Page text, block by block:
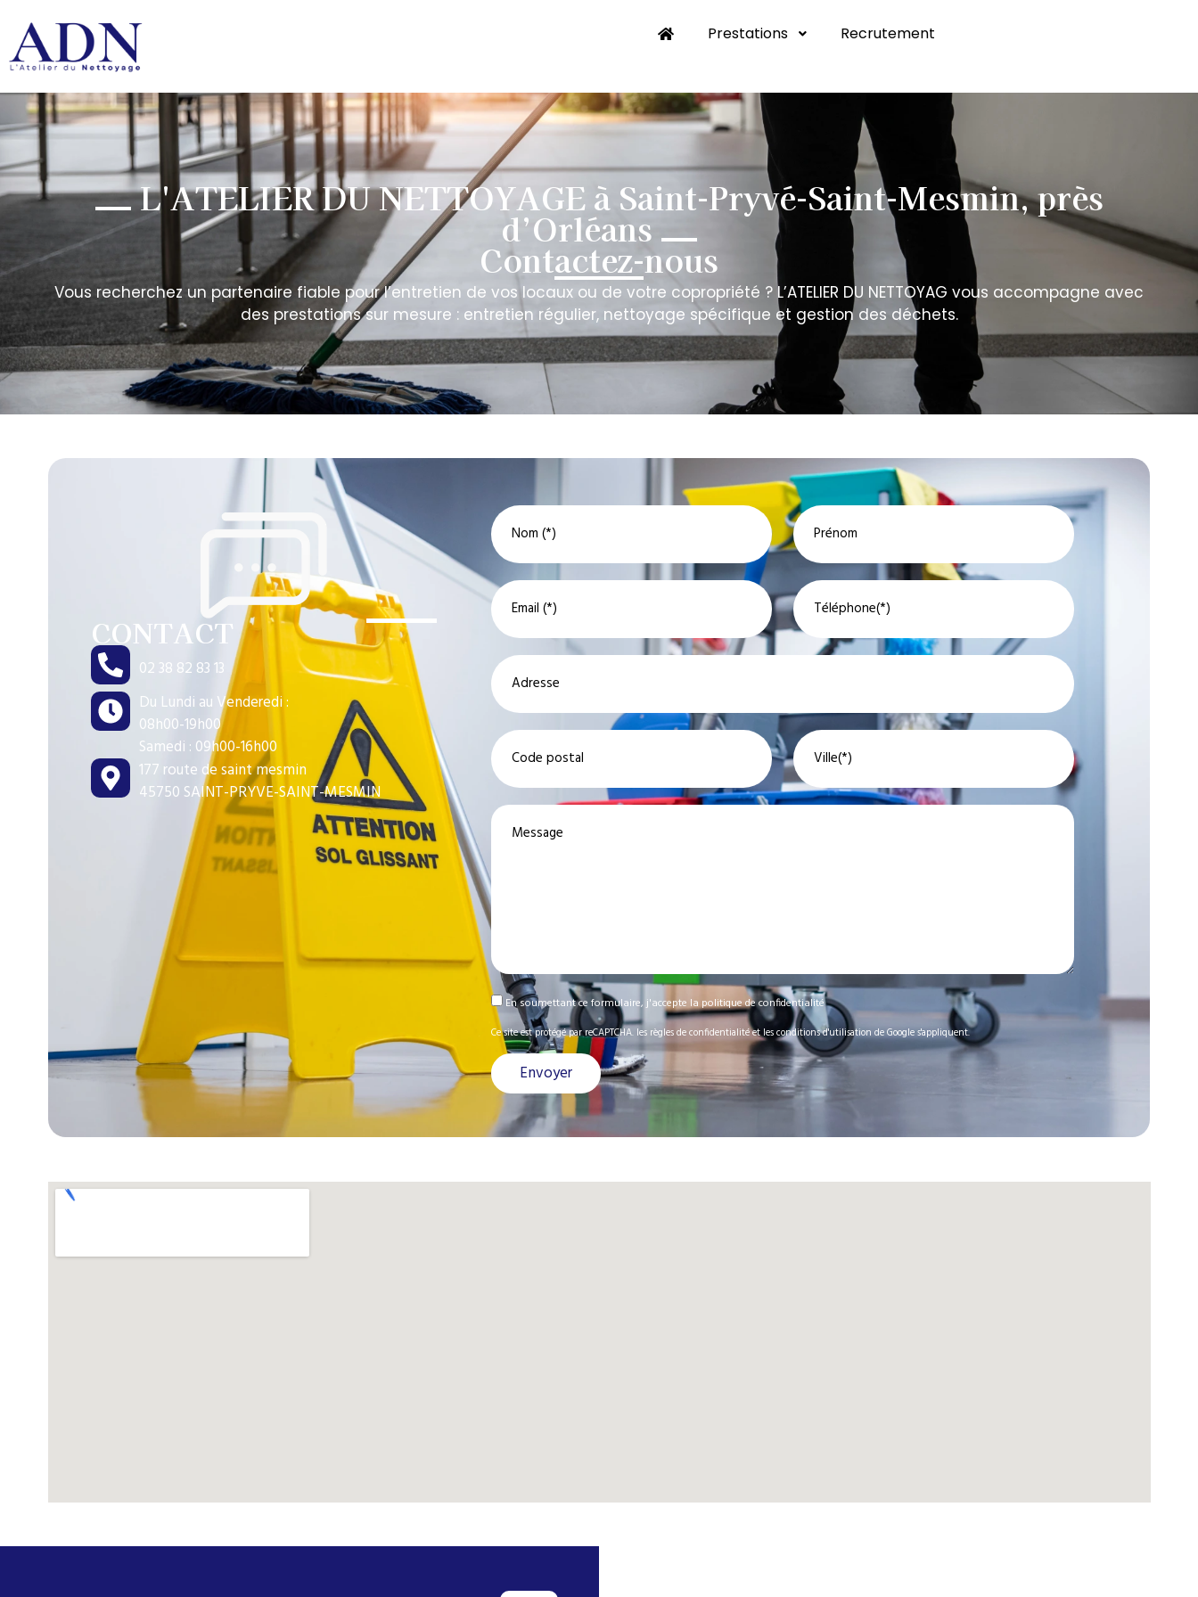
Prestations Recrutement
L'ATELIER DU NETTOYAGE à Saint-Pryvé-Saint-Mesmin, près
d’Orléans
Contactez-nous
Vous recherchez un partenaire fiable pour l’entretien de vos locaux ou de votre copropriété ? L’ATELIER DU NETTOYAG vous accompagne avec
des prestations sur mesure : entretien régulier, nettoyage spécifique et gestion des déchets.
CONTACT
02 38 82 83 13
Du Lundi au Venderedi :
08h00-19h00
Samedi : 09h00-16h00
177 route de saint mesmin
45750 SAINT-PRYVE-SAINT-MESMIN
Nom (*) Prénom
Email (*) Téléphone(*)
Adresse
Code postal Ville(*)
Message
En soumettant ce formulaire, j'accepte lapolitique de confidentialité
Ce site est protégé par reCAPTCHA. les règles de confidentialitéetles conditions d'utilisationde Google s'appliquent.